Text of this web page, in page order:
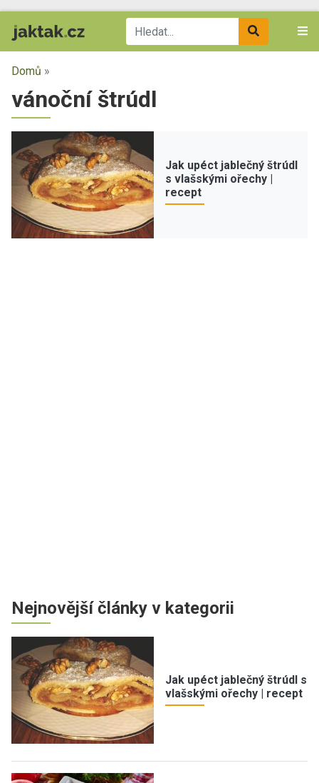
Domů »
vánoční štrúdl
Jak upéct jablečný štrúdl
s vlašskými ořechy |
recept
Nejnovější články v kategorii
Jak upéct jablečný štrúdl s
vlašskými ořechy | recept